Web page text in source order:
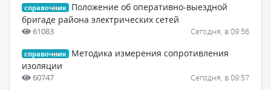
справочник
Положение об оперативно-выездной
бригаде района электрических сетей
61083 Сегодня, в 09:56
справочник
Методика измерения сопротивления
изоляции
60747 Сегодня, в 09:57